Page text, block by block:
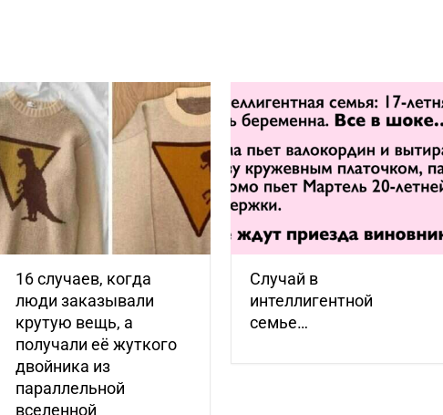
16 случаев, когда
люди заказывали
крутую вещь, а
получали её жуткого
двойника из
параллельной
вселенной
Случай в
интеллигентной
семье…